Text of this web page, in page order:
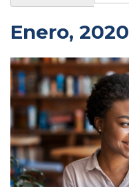
Enero, 2020